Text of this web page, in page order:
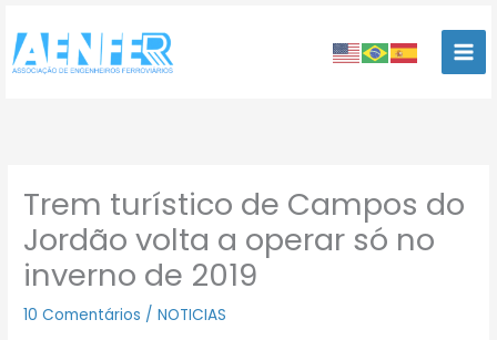
para
conteúdo
Trem turístico de Campos do
Jordão volta a operar só no
inverno de 2019
10 Comentários /NOTICIAS